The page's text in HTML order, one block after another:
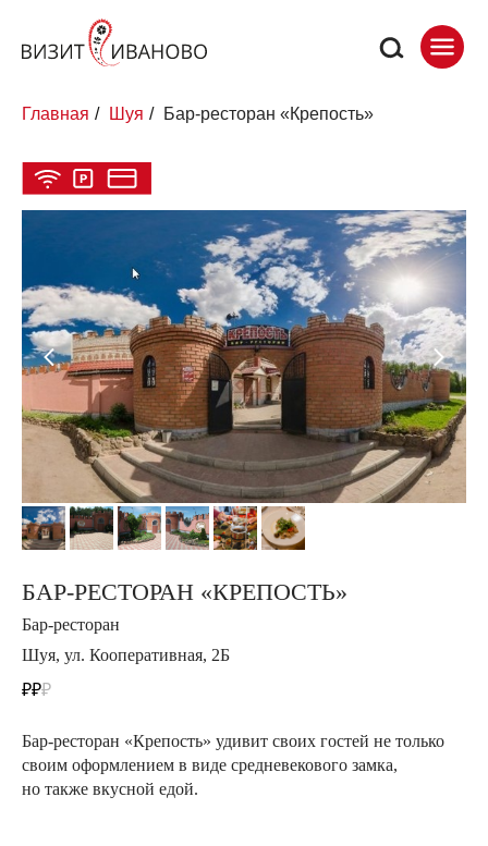
Главная / Шуя / Бар-ресторан «Крепость»
БАР-РЕСТОРАН «КРЕПОСТЬ»
Бар-ресторан
Шуя, ул. Кооперативная, 2Б
₽₽₽
Бар-ресторан «Крепость» удивит своих гостей не только
своим оформлением в виде средневекового замка,
но также вкусной едой.